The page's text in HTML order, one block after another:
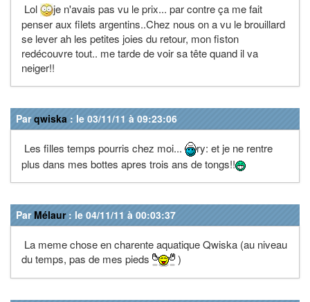
Lol
je n'avais pas vu le prix... par contre ça me fait
penser aux filets argentins..Chez nous on a vu le brouillard
se lever ah les petites joies du retour, mon fiston
redécouvre tout.. me tarde de voir sa tête quand il va
neiger!!
Parqwiska : le 03/11/11 à 09:23:06
Les filles temps pourris chez moi...
ry: et je ne rentre
plus dans mes bottes apres trois ans de tongs!!
Par Mélaur: le 04/11/11 à 00:03:37
La meme chose en charente aquatique Qwiska (au niveau
du temps, pas de mes pieds
)